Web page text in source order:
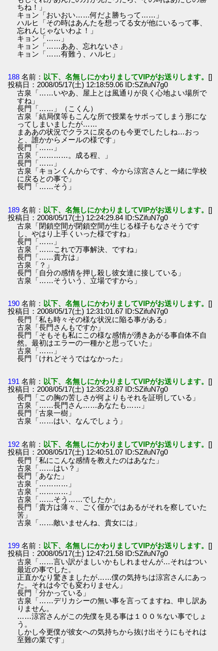
ちね！」
キョン「おいおい……何だよ勝ちって……」
ハルヒ「その時はあんたを想ってる女が他にいるって事、
忘れんじゃないわよ！」
キョン「……」
キョン「……ああ、忘れないさ」
キョン「……有難う、ハルヒ」
188 名前： 以下、名無しにかわりましてVIPがお送りします。 []
投稿日：2008/05/17(土) 12:18:59.06 ID:SZifuN7g0
古泉「……いやあ、屋上とは風通りが良く心地よい場所で
すね」
長門「……」（こくん）
古泉「結局僕等もこんな所で授業をサボってしまう形にな
ってしまいましたが……
まああの状況でクラスに戻るのも今更でしたしね…おっ
と、誰かからメールの様です」
長門「……」
古泉「…………。成る程、」
長門「……」
古泉「キョンくんからです、今から涼宮さんと一緒に学校
に戻るとの事で」
長門「……そう」
189 名前： 以下、名無しにかわりましてVIPがお送りします。 []
投稿日：2008/05/17(土) 12:24:29.84 ID:SZifuN7g0
古泉「閉鎖空間が閉鎖空間が生じる様子もなさそうです
し、やはり上手くいった様ですね」
長門「……」
古泉「……これで万事解決、ですね」
長門「……貴方は」
古泉「？」
長門「自分の感情を押し殺し彼女達に接している」
古泉「……そういう、立場ですから」
190 名前： 以下、名無しにかわりましてVIPがお送りします。 []
投稿日：2008/05/17(土) 12:31:01.67 ID:SZifuN7g0
長門「私も時々その様な状況に陥る事がある」
古泉「長門さんもですか」
長門「そもそも私にこの様な感情が湧きあがる事自体不自
然。最初はエラーの一種かと思っていた」
古泉「……」
長門「けれどそうではなかった」
191 名前： 以下、名無しにかわりましてVIPがお送りします。 []
投稿日：2008/05/17(土) 12:35:23.87 ID:SZifuN7g0
長門「この胸の苦しさが何よりもそれを証明している」
古泉「……長門さん……あなたも……」
長門「古泉一樹」
古泉「……はい、なんでしょう」
192 名前： 以下、名無しにかわりましてVIPがお送りします。 []
投稿日：2008/05/17(土) 12:40:51.07 ID:SZifuN7g0
長門「私にこんな感情を教えたのはあなた」
古泉「……はい？」
長門「あなた」
古泉「…………」
古泉「…………」
古泉「……そう……でしたか」
長門「貴方は薄々、ごく僅かではあるがそれを察していた
筈」
古泉「……敵いませんね、貴女には」
199 名前： 以下、名無しにかわりましてVIPがお送りします。 []
投稿日：2008/05/17(土) 12:47:21.58 ID:SZifuN7g0
古泉「……言い訳がましいかもしれませんが…それはつい
最近の事でした。
正直かなり驚きましたが……僕の気持ちは涼宮さんにあっ
た。それは今でも変わりません」
長門「分かっている」
古泉「……デリカシーの無い事を言ってますね、申し訳あ
りません。
……涼宮さんがこの先僕を見る事は１００％ない事でしょ
う。
しかし今更僕が彼女への気持ちから抜け出そうにもそれは
至難の業です」